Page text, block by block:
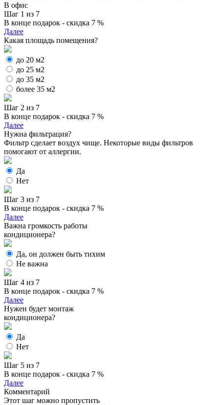
В офис
Шаг 1 из 7
В конце подарок - скидка 7 %
Далее
Какая площадь помещения?
до 20 м2
до 25 м2
до 35 м2
более 35 м2
Шаг 2 из 7
В конце подарок - скидка 7 %
Далее
Нужна фильтрация?
Фильтр сделает воздух чище. Некоторые виды фильтров
помогают от аллергии.
Да
Нет
Шаг 3 из 7
В конце подарок - скидка 7 %
Далее
Важна громкость работы
кондиционера?
Да, он должен быть тихим
Не важна
Шаг 4 из 7
В конце подарок - скидка 7 %
Далее
Нужен будет монтаж
кондиционера?
Да
Нет
Шаг 5 из 7
В конце подарок - скидка 7 %
Далее
Комментарий
Этот шаг можно пропустить